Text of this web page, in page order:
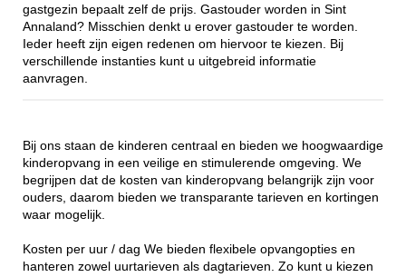
gastgezin bepaalt zelf de prijs. Gastouder worden in Sint
Annaland? Misschien denkt u erover gastouder te worden.
Ieder heeft zijn eigen redenen om hiervoor te kiezen. Bij
verschillende instanties kunt u uitgebreid informatie
aanvragen.
Bij ons staan de kinderen centraal en bieden we hoogwaardige
kinderopvang in een veilige en stimulerende omgeving. We
begrijpen dat de kosten van kinderopvang belangrijk zijn voor
ouders, daarom bieden we transparante tarieven en kortingen
waar mogelijk.
Kosten per uur / dag We bieden flexibele opvangopties en
hanteren zowel uurtarieven als dagtarieven. Zo kunt u kiezen